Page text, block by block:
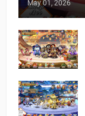
May 01, 2026